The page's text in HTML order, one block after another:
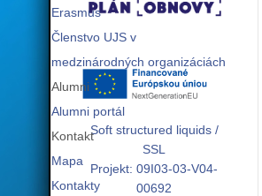
Erasmus
Členstvo UJS v
medzinárodných organizáciách
Alumni
Alumni portál
Kontakt
Mapa
Kontakty
Soft structured liquids /
SSL
Projekt: 09I03-03-V04-
00692